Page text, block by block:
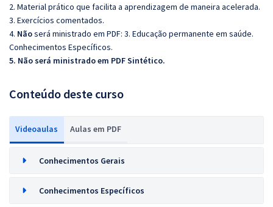
2. Material prático que facilita a aprendizagem de maneira acelerada.
3. Exercícios comentados.
4. Nãoserá ministrado em PDF: 3. Educação permanente em saúde.
Conhecimentos Específicos.
5. Não será ministrado em PDF Sintético.
Conteúdo deste curso
Videoaulas Aulas em PDF
Conhecimentos Gerais
Conhecimentos Específicos